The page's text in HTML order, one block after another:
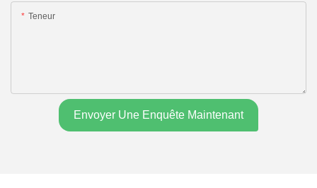
Teneur
Envoyer Une Enquête Maintenant